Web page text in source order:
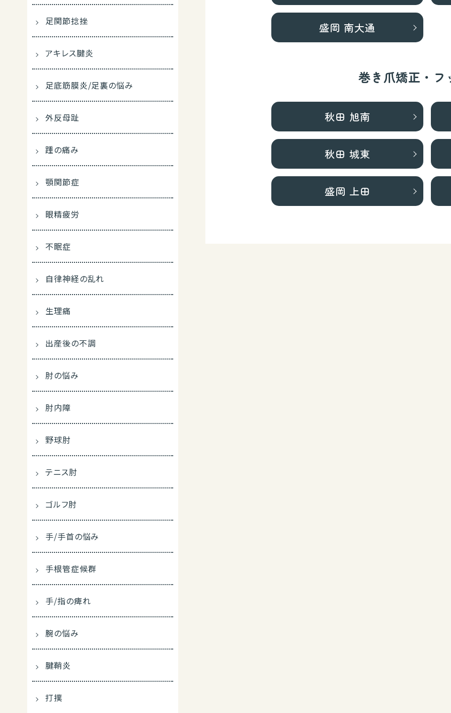
盛岡 南大通
巻き爪矯正・フ
秋田 旭南
秋田 城東
盛岡 上田
足関節捻挫
アキレス腱炎
足底筋膜炎/足裏の悩み
外反母趾
踵の痛み
顎関節症
眼精疲労
不眠症
自律神経の乱れ
生理痛
出産後の不調
肘の悩み
肘内障
野球肘
テニス肘
ゴルフ肘
手/手首の悩み
手根管症候群
手/指の痺れ
腕の悩み
腱鞘炎
打撲